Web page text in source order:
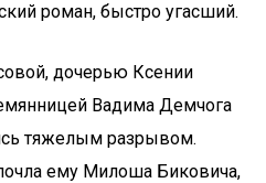
роман, быстро угасший.
дочерью Ксении
Вадима Демчога
тяжелым разрывом.
ему Милоша Биковича,